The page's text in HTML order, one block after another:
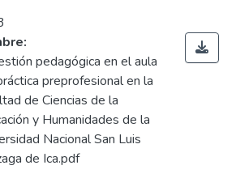
pedagógica en el aula
preprofesional en la
de Ciencias de la
y Humanidades de la
Nacional San Luis
de Ica.pdf